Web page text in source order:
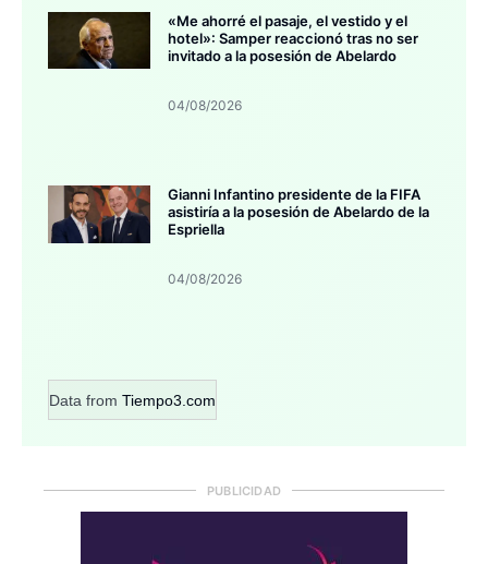
«Me ahorré el pasaje, el vestido y el
hotel»: Samper reaccionó tras no ser
invitado a la posesión de Abelardo
04/08/2026
Gianni Infantino presidente de la FIFA
asistiría a la posesión de Abelardo de la
Espriella
04/08/2026
Data from Tiempo3.com
PUBLICIDAD